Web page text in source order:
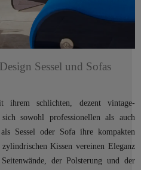
Sessel und Sofas
schlichten, dezent vintage-
sowohl professionellen als auch
Sessel oder Sofa ihre kompakten
Kissen vereinen Eleganz
der Polsterung und der